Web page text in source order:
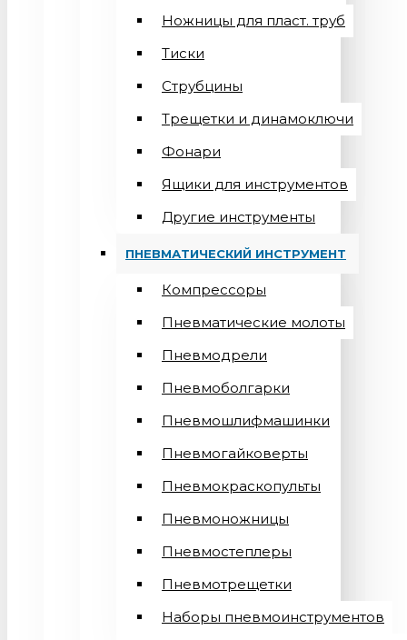
Ножницы для пласт. труб
Тиски
Струбцины
Трещетки и динамоключи
Фонари
Ящики для инструментов
Другие инструменты
ПНЕВМАТИЧЕСКИЙ ИНСТРУМЕНТ
Компрессоры
Пневматические молоты
Пневмодрели
Пневмоболгарки
Пневмошлифмашинки
Пневмогайковерты
Пневмокраскопульты
Пневмоножницы
Пневмостеплеры
Пневмотрещетки
Наборы пневмоинструментов